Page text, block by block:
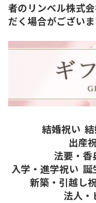
者のリンベル株式
だく場合がございま
結婚祝い
出産
法要・香
入学・進学祝い 誕
新築・引越し
法人・